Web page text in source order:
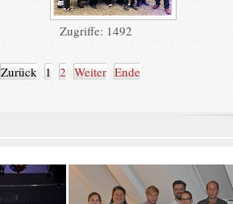
Zugriffe: 1492
Zurück 1 2 Weiter Ende